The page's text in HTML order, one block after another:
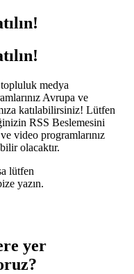
medya
Avrupa ve
katılabilirsiniz! Lütfen
RSS Beslemesini
video programlarınız
olacaktır.
lütfen
yazın.
yer